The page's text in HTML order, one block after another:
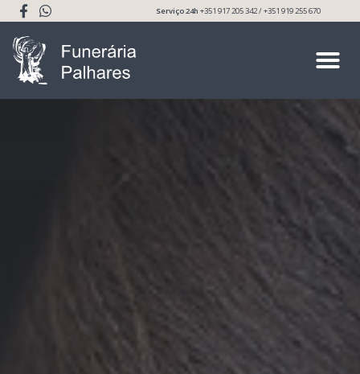
Serviço 24h+351 917 205 342 / +351 919 255 670